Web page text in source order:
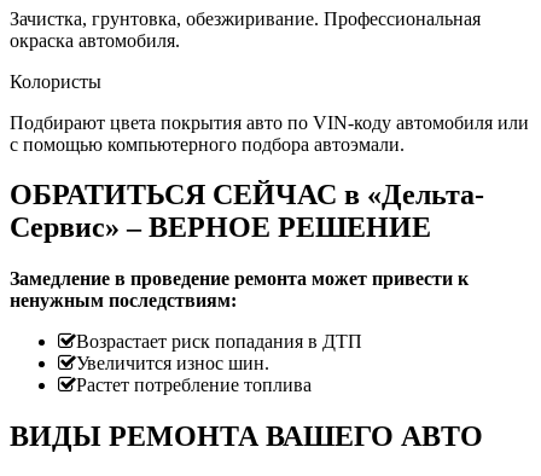
Зачистка, грунтовка, обезжиривание. Профессиональная
окраска автомобиля.
Колористы
Подбирают цвета покрытия авто по VIN-коду автомобиля или
с помощью компьютерного подбора автоэмали.
ОБРАТИТЬСЯ СЕЙЧАС в «Дельта-
Сервис» – ВЕРНОЕ РЕШЕНИЕ
Замедление в проведение ремонта может привести к
ненужным последствиям:
Возрастает риск попадания в ДТП
Увеличится износ шин.
Растет потребление топлива
ВИДЫ РЕМОНТА ВАШЕГО АВТО